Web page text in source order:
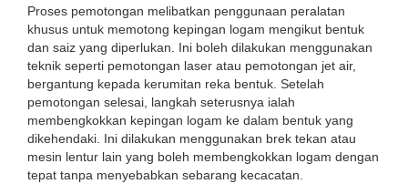
Proses pemotongan melibatkan penggunaan peralatan
khusus untuk memotong kepingan logam mengikut bentuk
dan saiz yang diperlukan. Ini boleh dilakukan menggunakan
teknik seperti pemotongan laser atau pemotongan jet air,
bergantung kepada kerumitan reka bentuk. Setelah
pemotongan selesai, langkah seterusnya ialah
membengkokkan kepingan logam ke dalam bentuk yang
dikehendaki. Ini dilakukan menggunakan brek tekan atau
mesin lentur lain yang boleh membengkokkan logam dengan
tepat tanpa menyebabkan sebarang kecacatan.